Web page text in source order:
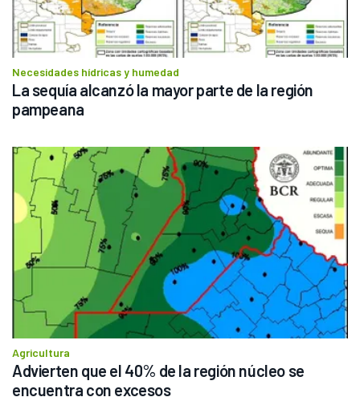
Necesidades hídricas y humedad
La sequía alcanzó la mayor parte de la región
pampeana
Agricultura
Advierten que el 40% de la región núcleo se
encuentra con excesos